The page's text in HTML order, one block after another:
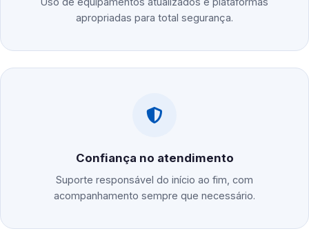
apropriadas para total segurança.
Confiança no atendimento
Suporte responsável do início ao fim, com
acompanhamento sempre que necessário.